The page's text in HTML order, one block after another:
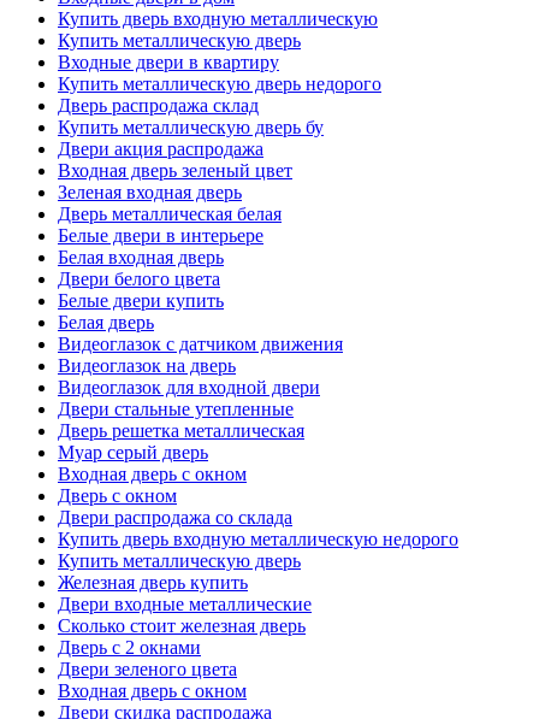
Купить дверь входную металлическую
Купить металлическую дверь
Входные двери в квартиру
Купить металлическую дверь недорого
Дверь распродажа склад
Купить металлическую дверь бу
Двери акция распродажа
Входная дверь зеленый цвет
Зеленая входная дверь
Дверь металлическая белая
Белые двери в интерьере
Белая входная дверь
Двери белого цвета
Белые двери купить
Белая дверь
Видеоглазок с датчиком движения
Видеоглазок на дверь
Видеоглазок для входной двери
Двери стальные утепленные
Дверь решетка металлическая
Муар серый дверь
Входная дверь с окном
Дверь с окном
Двери распродажа со склада
Купить дверь входную металлическую недорого
Купить металлическую дверь
Железная дверь купить
Двери входные металлические
Сколько стоит железная дверь
Дверь с 2 окнами
Двери зеленого цвета
Входная дверь с окном
Двери скидка распродажа